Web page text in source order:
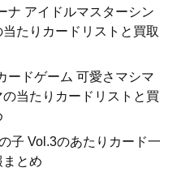
ナ アイドルマスターシン
たりカードリストと買取
ードゲーム 可愛さマシマ
当たりカードリストと買
子 Vol.3のあたりカード一
とめ